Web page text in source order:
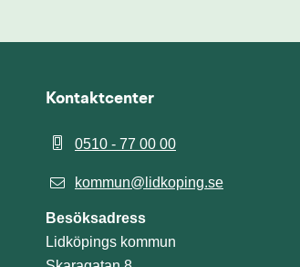
Kontaktcenter
0510 - 77 00 00
kommun@lidkoping.se
Besöksadress
Lidköpings kommun